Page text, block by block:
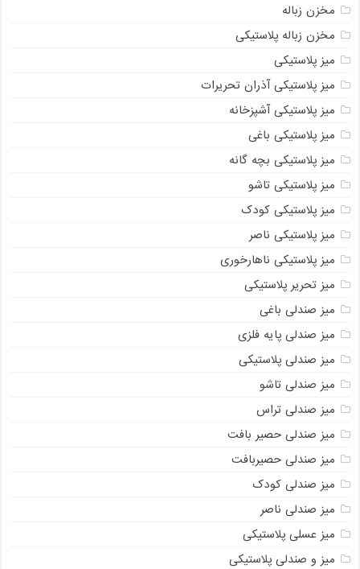
مخزن زباله
مخزن زباله پلاستیکی
میز پلاستیکی
میز پلاستیکی آذران تحریرات
میز پلاستیکی آشپزخانه
میز پلاستیکی باغی
میز پلاستیکی بچه گانه
میز پلاستیکی تاشو
میز پلاستیکی کودک
میز پلاستیکی ناصر
میز پلاستیکی ناهارخوری
میز تحریر پلاستیکی
میز صندلی باغی
میز صندلی پایه فلزی
میز صندلی پلاستیکی
میز صندلی تاشو
میز صندلی تراس
میز صندلی حصیر بافت
میز صندلی حصیربافت
میز صندلی کودک
میز صندلی ناصر
میز عسلی پلاستیکی
میز و صندلی پلاستیکی